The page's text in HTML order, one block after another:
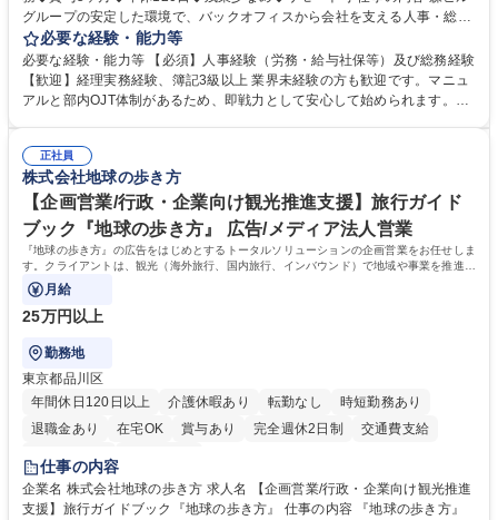
グループの安定した環境で、バックオフィスから会社を支える人事・総務
をお任せします。 労務と総務の業務をバランスよく担当し、ゆくゆくは制
度改定などのコア業務にも挑戦できる、やりがいある環境です。 ■勤怠管
理、給与計算、社会保険手続き、年末調整等の労務管理全般 ■入退社手続
き、社内規定の改定や人事制度改定などのコア業務 ■社内イベントの企画
でも質問・相談できる環境が整っているため、安心して成長できます。 募
集職種 【森ビルG】人事・総務◆賞与5ヶ月◆年休120日◆残業少なめ◆
リモート可
必要な経験・能力等
必要な経験・能力等 【必須】人事経験（労務・給与社保等）及び総務経験
【歓迎】経理実務経験、簿記3級以上 業界未経験の方も歓迎です。マニュ
アルと部内OJT体制があるため、即戦力として安心して始められます。
務に挑戦できるため、自身の成長と組織への貢献度をダイレクトに実感で
きます。 残業少なめ、週1日リモート可など、ワークライフバランスを保
ち長期活躍できる環境です。 「これまでの幅広い経験を活かし、長期的な
キャリアを築きたい」という前向きな意欲と挑戦を全力で応援します。 学
歴・資格 学歴：大学院 大学 高専 短大 専修学校 高校 語学力： 資格：日商
簿記検定1級 日商簿記検定2級 日商簿記検定3級
正社員
株式会社地球の歩き方
【企画営業/行政・企業向け観光推進支援】旅行ガイド
ブック『地球の歩き方』 広告/メディア法人営業
『地球の歩き方』の広告をはじめとするトータルソリューションの企画営業をお任せしま
す。クライアントは、観光（海外旅行、国内旅行、インバウンド）で地域や事業を推進し
たい国内外の行政や企業です。
月給
25万円以上
勤務地
東京都品川区
年間休日120日以上
介護休暇あり 転勤なし
時短勤務あり
退職金あり
在宅OK 賞与あり 完全週休2日制
交通費支給
駅近5分以内
仕事の内容
企業名 株式会社地球の歩き方 求人名 【企画営業/行政・企業向け観光推進
支援】旅行ガイドブック『地球の歩き方』 仕事の内容 『地球の歩き方』